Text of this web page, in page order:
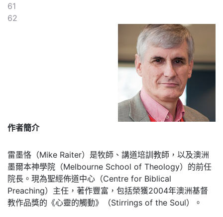
61
62
作者簡介
雷墨恪（Mike Raiter）是牧師、講道培訓教師，以及澳洲
墨爾本神學院（Melbourne School of Theology）的前任
院長。現為聖經佈道中心（Centre for Biblical
Preaching）主任，著作豐富，包括榮獲2004年澳洲基督
教作品獎的《心靈的觸動》（Stirrings of the Soul）。